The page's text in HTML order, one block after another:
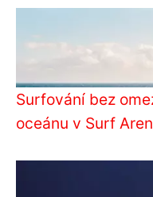
Surfování bez
oceánu v Surf